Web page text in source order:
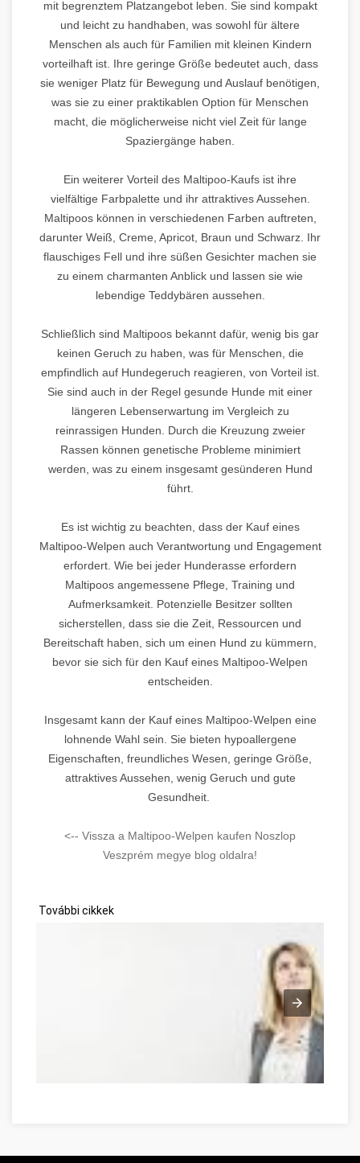
mit begrenztem Platzangebot leben. Sie sind kompakt
und leicht zu handhaben, was sowohl für ältere
Menschen als auch für Familien mit kleinen Kindern
vorteilhaft ist. Ihre geringe Größe bedeutet auch, dass
sie weniger Platz für Bewegung und Auslauf benötigen,
was sie zu einer praktikablen Option für Menschen
macht, die möglicherweise nicht viel Zeit für lange
Spaziergänge haben.
Ein weiterer Vorteil des Maltipoo-Kaufs ist ihre
vielfältige Farbpalette und ihr attraktives Aussehen.
Maltipoos können in verschiedenen Farben auftreten,
darunter Weiß, Creme, Apricot, Braun und Schwarz. Ihr
flauschiges Fell und ihre süßen Gesichter machen sie
zu einem charmanten Anblick und lassen sie wie
lebendige Teddybären aussehen.
Schließlich sind Maltipoos bekannt dafür, wenig bis gar
keinen Geruch zu haben, was für Menschen, die
empfindlich auf Hundegeruch reagieren, von Vorteil ist.
Sie sind auch in der Regel gesunde Hunde mit einer
längeren Lebenserwartung im Vergleich zu
reinrassigen Hunden. Durch die Kreuzung zweier
Rassen können genetische Probleme minimiert
werden, was zu einem insgesamt gesünderen Hund
führt.
Es ist wichtig zu beachten, dass der Kauf eines
Maltipoo-Welpen auch Verantwortung und Engagement
erfordert. Wie bei jeder Hunderasse erfordern
Maltipoos angemessene Pflege, Training und
Aufmerksamkeit. Potenzielle Besitzer sollten
sicherstellen, dass sie die Zeit, Ressourcen und
Bereitschaft haben, sich um einen Hund zu kümmern,
bevor sie sich für den Kauf eines Maltipoo-Welpen
entscheiden.
Insgesamt kann der Kauf eines Maltipoo-Welpen eine
lohnende Wahl sein. Sie bieten hypoallergene
Eigenschaften, freundliches Wesen, geringe Größe,
attraktives Aussehen, wenig Geruch und gute
Gesundheit.
<-- Vissza a Maltipoo-Welpen kaufen Noszlop
Veszprém megye blog oldalra!
További cikkek